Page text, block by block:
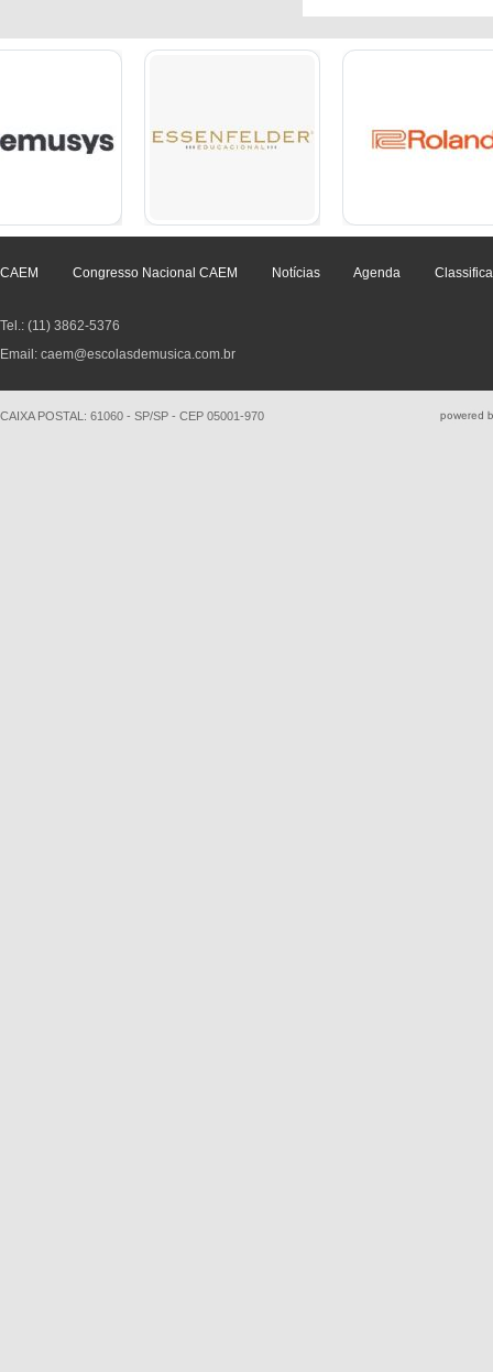
CAEM Congresso Nacional CAEM Notícias Agenda
Tel.: (11) 3862-5376
Email: caem@escolasdemusica.com.br
CAIXA POSTAL: 61060 - SP/SP - CEP 05001-970